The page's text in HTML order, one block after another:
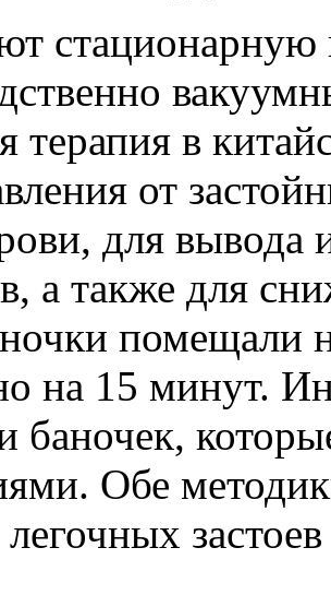
терапия в
от
для вывода
а также для
помещали
на 15 минут.
баночек,
Обе